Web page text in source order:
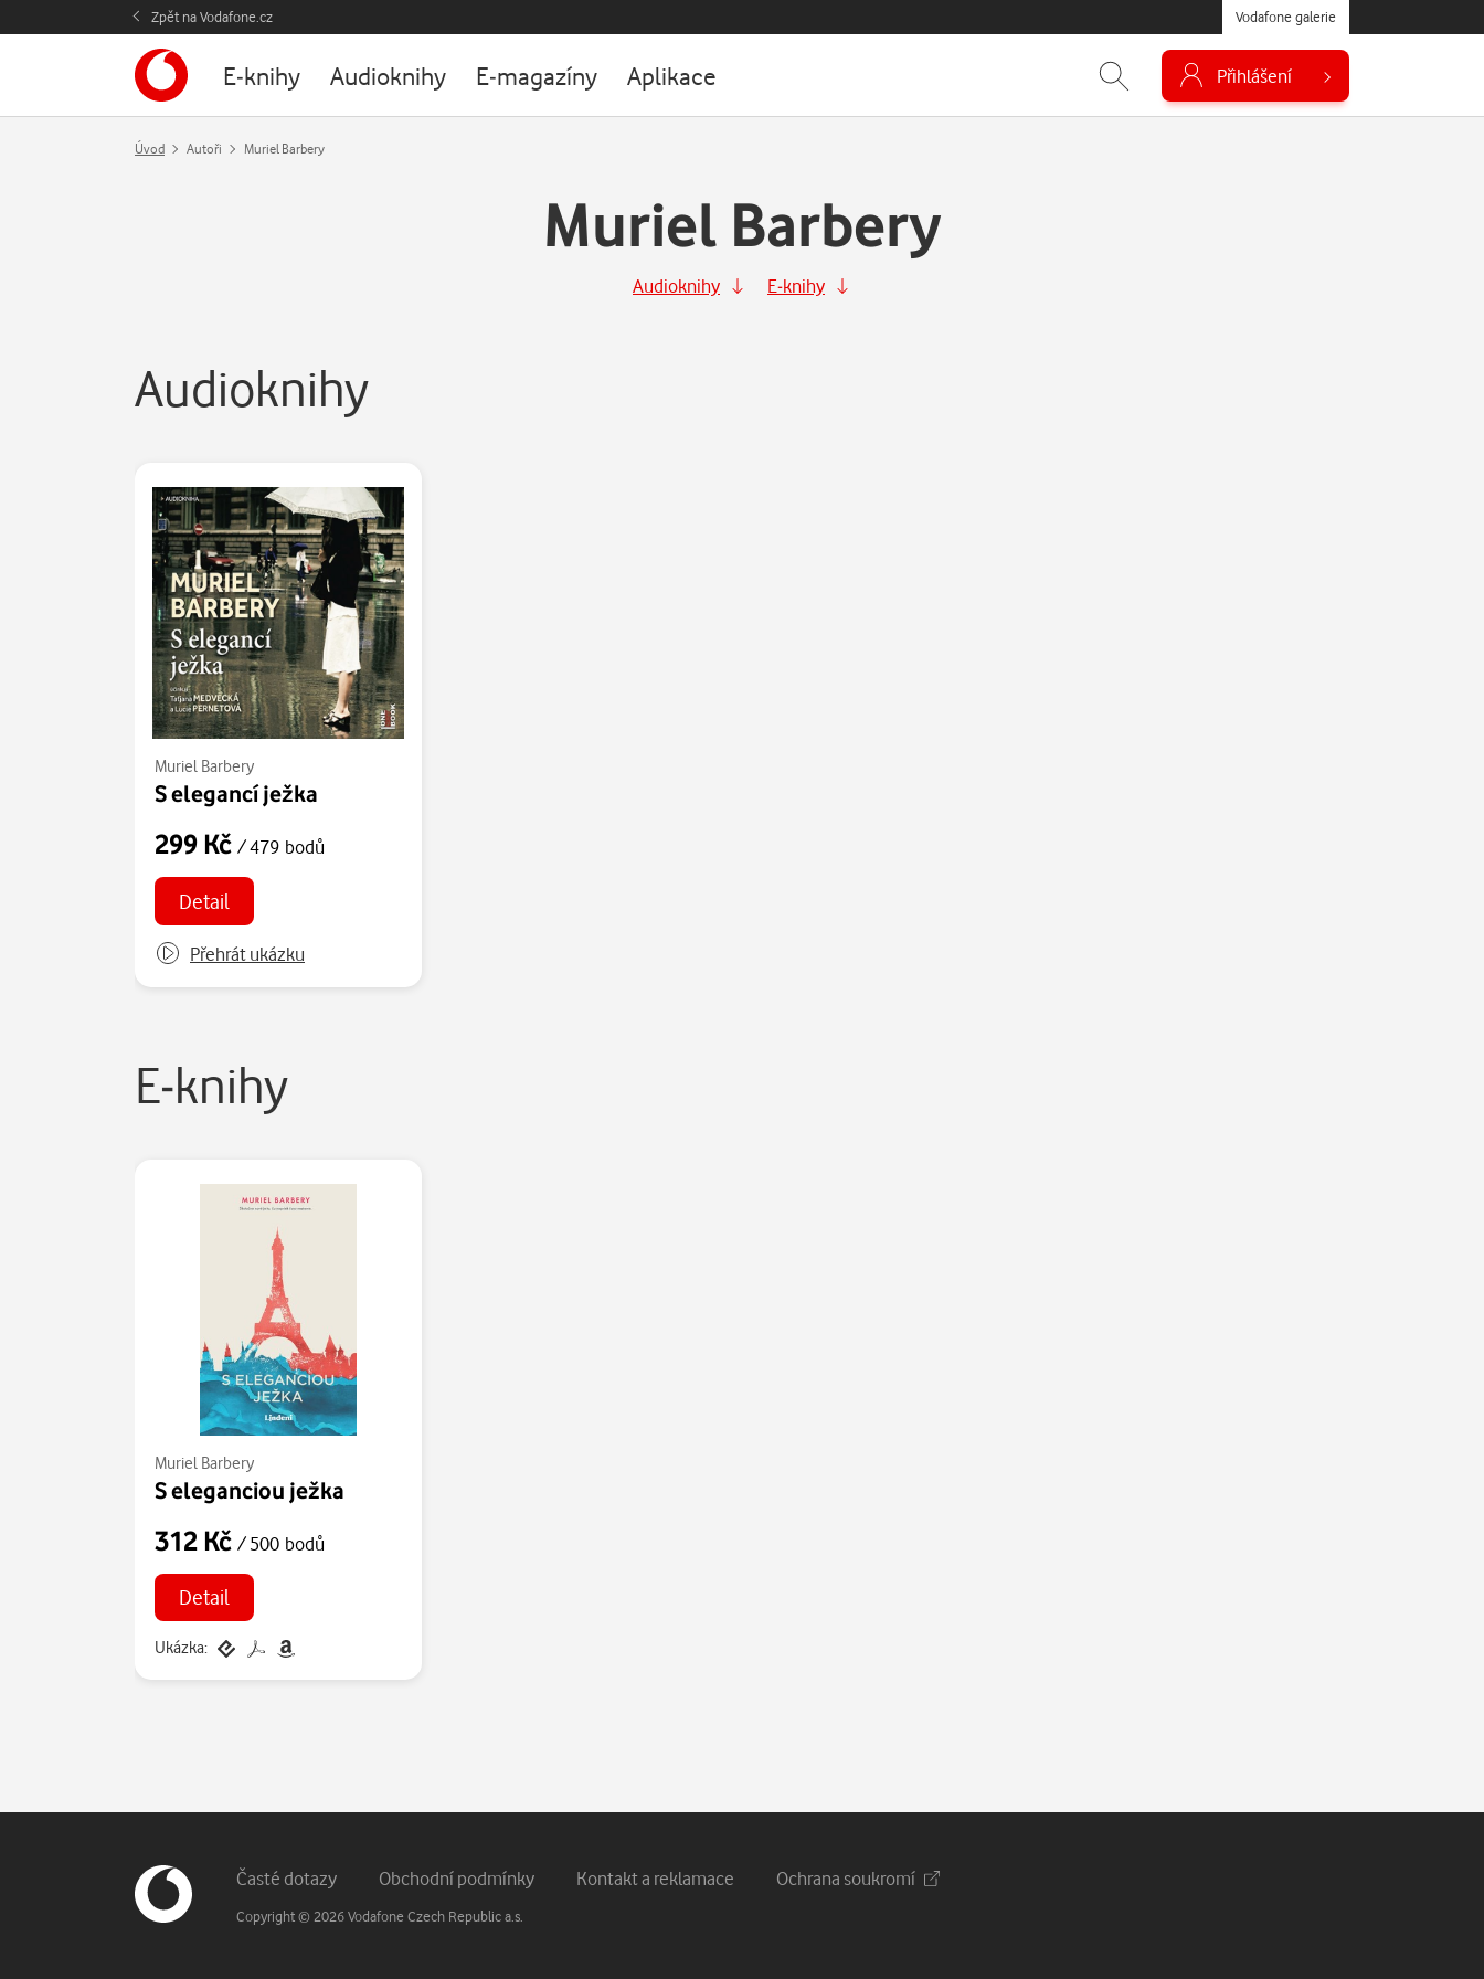
Zpět na Vodafone.cz Vodafone galerie
E-knihy Audioknihy E-magazíny Aplikace Přihlášení
Úvod Autoři Muriel Barbery
Muriel Barbery
Audioknihy E-knihy
Audioknihy
Muriel Barbery
S elegancí ježka
299 Kč / 479 bodů
Detail
Přehrát ukázku
E-knihy
Muriel Barbery
S eleganciou ježka
312 Kč / 500 bodů
Detail
Ukázka:
Patička webu
Vedlejší navigace
Časté dotazy Obchodní podmínky Kontakt a reklamace Ochrana soukromí
Copyright © 2026 Vodafone Czech Republic a.s.